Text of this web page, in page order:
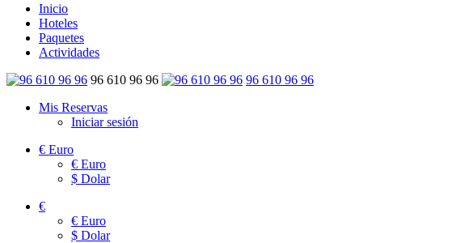
Inicio
Hoteles
Paquetes
Actividades
96 610 96 96
96 610 96 96
Mis Reservas
Iniciar sesión
€ Euro
€ Euro
$ Dolar
€
€ Euro
$ Dolar